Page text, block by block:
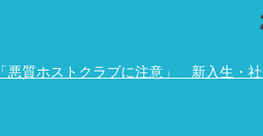
「悪質ホストクラブに注意」 新入生・